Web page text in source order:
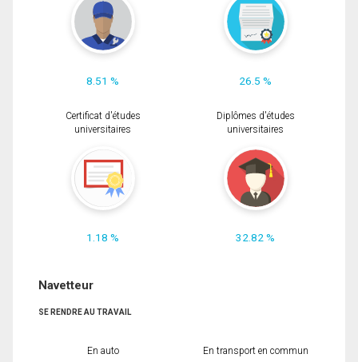
8.51 % 26.5 %
Certificat d'études
universitaires
1.18 %
Diplômes d'études
universitaires
32.82 %
Navetteur
SE RENDRE AU TRAVAIL
En auto En transport en commun